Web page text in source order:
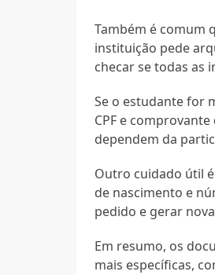
Também é comum
instituição pede
checar se todas as
Se o estudante for
CPF e
dependem da
Outro cuidado útil
de nascimento e
pedido e gerar
Em resumo, os
mais específicas,